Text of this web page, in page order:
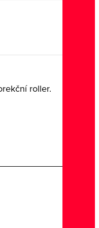
roller.